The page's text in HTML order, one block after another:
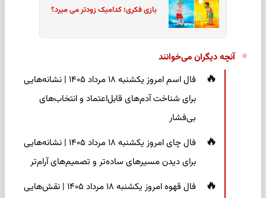
بازی فکری؛ کدامیک زودتر می میرد؟
آنچه دیگران می‌خوانند
فال اسم امروز یکشنبه ۱۸ مرداد ۱۴۰۵ | نشانه‌هایی
برای شناخت آدم‌های قابل‌اعتماد و انتخاب‌های
بی‌فشار
فال چای امروز یکشنبه ۱۸ مرداد ۱۴۰۵ | نشانه‌هایی
برای دیدن مسیرهای ساده‌تر و تصمیم‌های آرام‌تر
فال قهوه امروز یکشنبه ۱۸ مرداد ۱۴۰۵ | نقش‌هایی